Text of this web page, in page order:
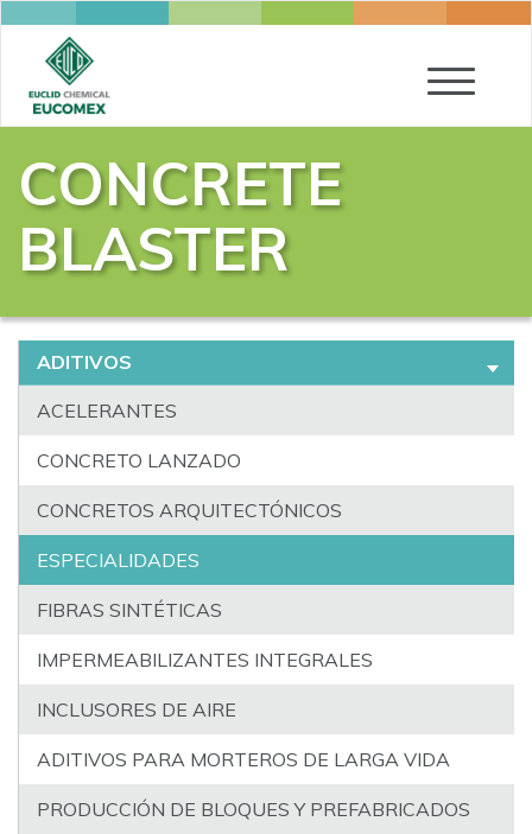
Toggle
CONCRETE
BLASTER
ADITIVOS
ACELERANTES
CONCRETO LANZADO
CONCRETOS ARQUITECTÓNICOS
ESPECIALIDADES
FIBRAS SINTÉTICAS
IMPERMEABILIZANTES INTEGRALES
INCLUSORES DE AIRE
ADITIVOS PARA MORTEROS DE LARGA VIDA
PRODUCCIÓN DE BLOQUES Y PREFABRICADOS